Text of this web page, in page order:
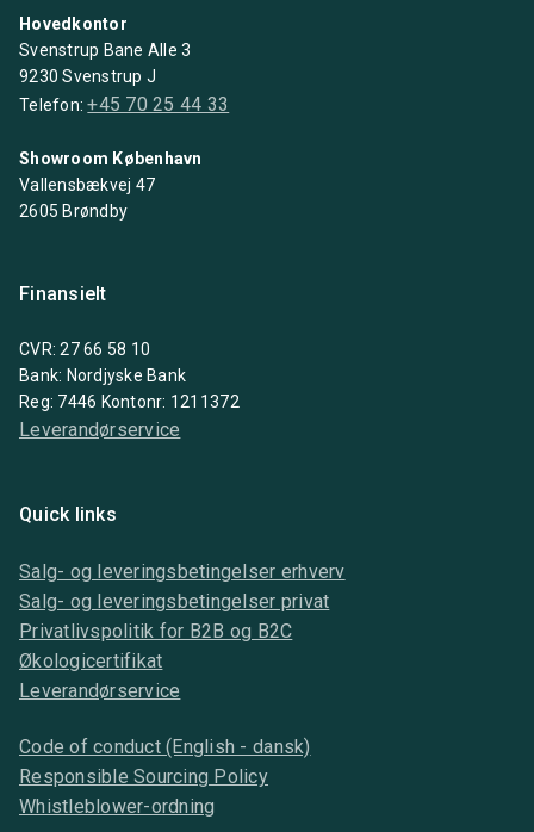
Hovedkontor
Svenstrup Bane Alle 3
9230 Svenstrup J
Telefon:+45 70 25 44 33
Showroom København
Vallensbækvej 47
2605 Brøndby
Finansielt
CVR: 27 66 58 10
Bank: Nordjyske Bank
Reg: 7446 Kontonr: 1211372
Leverandørservice
Quick links
Salg- og leveringsbetingelser erhverv
Salg- og leveringsbetingelser privat
Privatlivspolitik for B2B og B2C
Økologicertifikat
Leverandørservice
Code of conduct (English - dansk)
Responsible Sourcing Policy
Whistleblower-ordning